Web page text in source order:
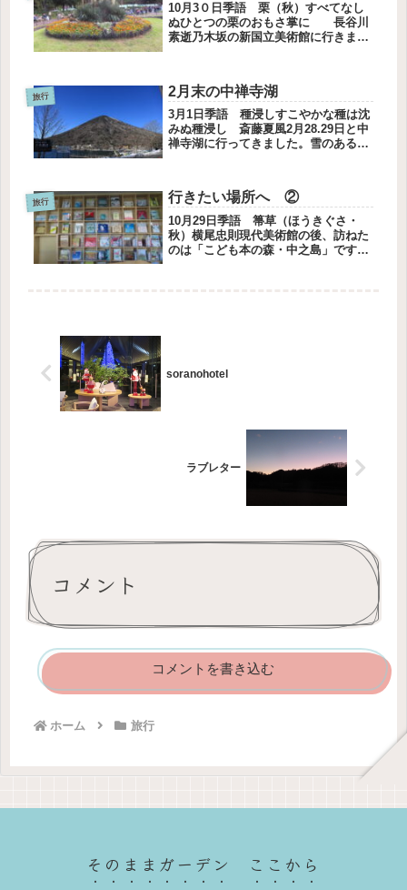
10月3０日季語 栗（秋）すべてなし
ぬひとつの栗のおもさ掌に 長谷川
素逝乃木坂の新国立美術館に行きまし
ん慣れてきて、今年はゆっくり観るこ
とができたました。いつもの作家さ
ん...
旅行 2月末の中禅寺湖
3月1日季語 種浸しすこやかな種は沈
みぬ種浸し 斎藤夏風2月28.29日と中
禅寺湖に行ってきました。雪のある景
ことができました。スタッドレスタイ
ヤに交換してあります。雪景色...
旅行 行きたい場所へ ②
10月29日季語 箒草（ほうきぐさ・
秋）横尾忠則現代美術館の後、訪ねた
のは「こども本の森・中之島」です。
soranohotel
ラブレター
コメント
コメントを書き込む
ホーム 旅行
そのままガーデン ここから